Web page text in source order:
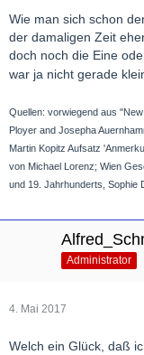
Wie man sich schon
der damaligen Zeit
doch noch die Eine
war ja nicht gerade
Quellen: vorwiegend aus
Ployer and Josepha
Martin Kopitz Aufsatz
von Michael Lorenz; Wien
und 19. Jahrhunderts, Sophie
Administrator
4. Mai 2017
Welch ein Glück, daß